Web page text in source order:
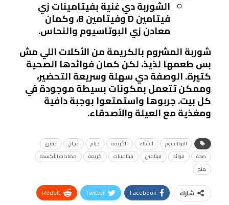
الشوربة دي غنية بفيتامينات زي
فيتامين D وفيتامين B، وكمان
معادن زي البوتاسيوم والنحاس.
شوربة المشروم بالكريمة من الأكلات اللي مش
بس طعمها لذيذ، لكن كمان فوائدها الصحية
كتيرة. الوصفة دي سهلة وسريعة التحضير،
وممكن تتعمل بمكونات بسيطة موجودة في
كل بيت. جربوها واستمتعوا بوجبة دافية
ومغذية مع العيلة والأصدقاء.
البوتاسيوم الشتاء الكريمة جرام دجاج
دقيق
صحة
فوائد فيتامين فيتامينات كريمة
مضادات الأكسدة
ملح
شارك Facebook
Twitter
ReddIt